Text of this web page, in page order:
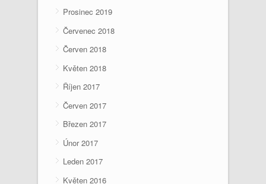
Prosinec 2019
Červenec 2018
Červen 2018
Květen 2018
Říjen 2017
Červen 2017
Březen 2017
Únor 2017
Leden 2017
Květen 2016